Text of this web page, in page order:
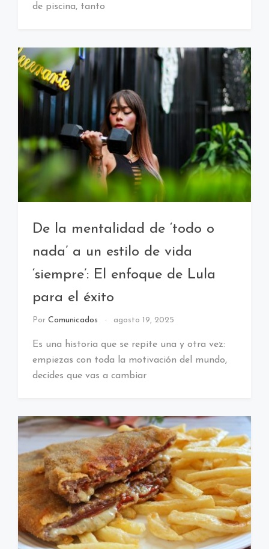
de piscina, tanto
De la mentalidad de ‘todo o
nada’ a un estilo de vida
‘siempre’: El enfoque de Lula
para el éxito
Por Comunicados agosto 19, 2025
Es una historia que se repite una y otra vez:
empiezas con toda la motivación del mundo,
decides que vas a cambiar